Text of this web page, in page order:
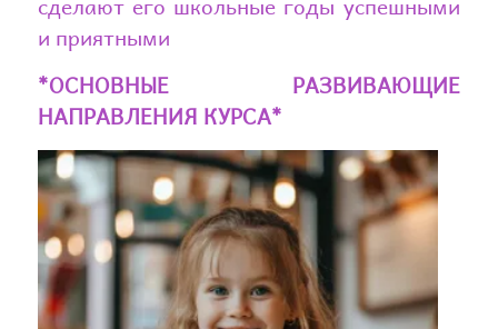
и приятными
*ОСНОВНЫЕ РАЗВИВАЮЩИЕ
НАПРАВЛЕНИЯ КУРСА*